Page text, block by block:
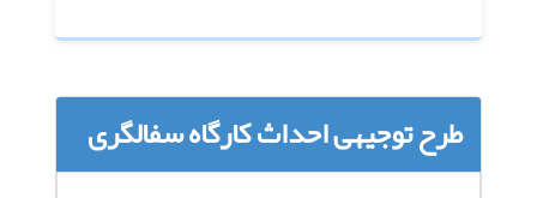
طرح توجیهی احداث کارگاه سفالگری